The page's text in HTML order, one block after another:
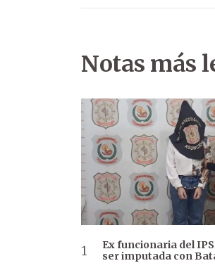
Notas más
Ex funcionaria del
ser imputada con